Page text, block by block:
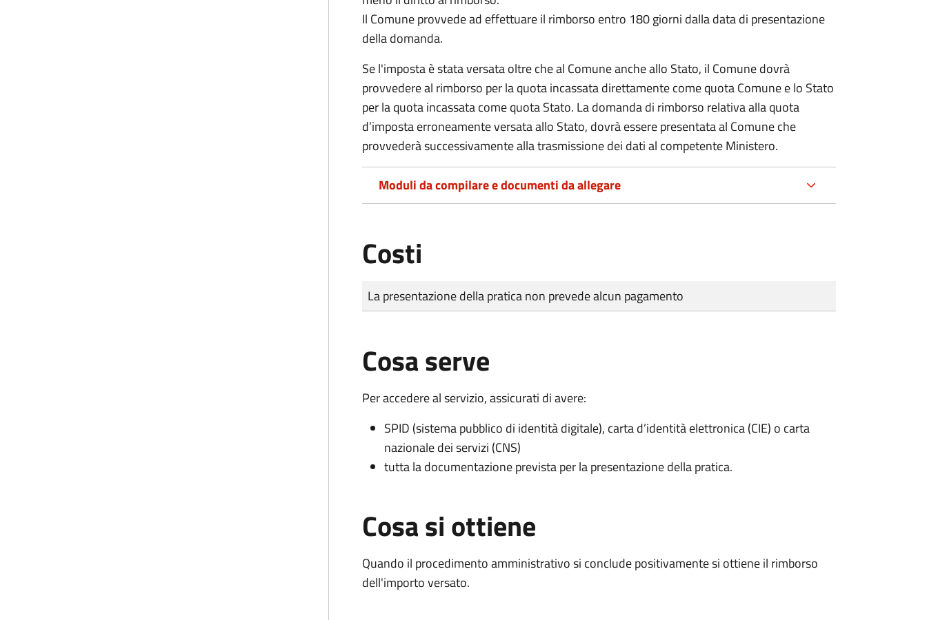
Il Comune provvede ad effettuare il rimborso entro 180 giorni dalla data di presentazione
della domanda.
Se l'imposta è stata versata oltre che al Comune anche allo Stato, il Comune dovrà
provvedere al rimborso per la quota incassata direttamente come quota Comune e lo Stato
per la quota incassata come quota Stato. La domanda di rimborso relativa alla quota
d’imposta erroneamente versata allo Stato, dovrà essere presentata al Comune che
provvederà successivamente alla trasmissione dei dati al competente Ministero.
Moduli da compilare e documenti da allegare
Costi
Tipo di pagamento
Importo
La presentazione della pratica non prevede alcun pagamento
Cosa serve
Per accedere al servizio, assicurati di avere:
SPID (sistema pubblico di identità digitale), carta d’identità elettronica (CIE) o carta
nazionale dei servizi (CNS)
tutta la documentazione prevista per la presentazione della pratica.
Cosa si ottiene
Quando il procedimento amministrativo si conclude positivamente si ottiene il rimborso
dell'importo versato.